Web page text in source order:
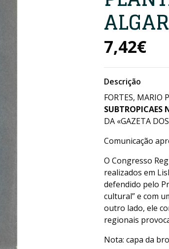
7,42€
Descrição
FORTES, MARIO
SUBTROPICAES
DA «GAZETA
Comunicação
O Congresso
realizados em
defendido pelo
cultural” e com
outro lado, ele
regionais
Nota: capa da